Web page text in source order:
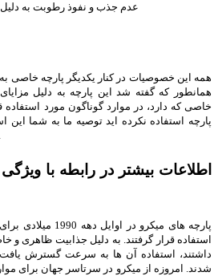
عدم جذب و نفوذ رطوبت به دلیل
همه این خصوصیات در کنار یکدیگر پارچه خاصی به
همانطور که گفته شد این پارچه به دلیل
خاصی که دارد، در موارد گوناگون مورد استفاده
پارچه استفاده نکرده اید توصیه ما به شما این
مختلف این پارچه را امتحان کنید.
اطلاعات بیشتر در رابطه با
پارچه های میکرو در
استفاده قرار گرفتند. به دلیل جذابیت ظاهری و
داشتند، استفاده آن ها به سرعت گسترش یافت
شدند. امروزه از میکرو در سرتاسر جهان برای